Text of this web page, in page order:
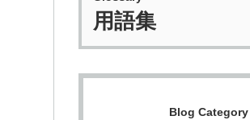
用語集
Blog Category